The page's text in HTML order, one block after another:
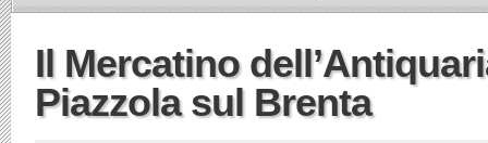
Il Mercatino
Piazzola sul Brenta